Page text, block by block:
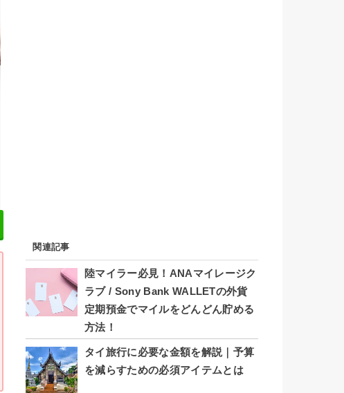
関連記事
陸マイラー必見！ANAマイレージク
ラブ / Sony Bank WALLETの外貨
定期預金でマイルをどんどん貯める
方法！
タイ旅行に必要な金額を解説｜予算
を減らすための必須アイテムとは